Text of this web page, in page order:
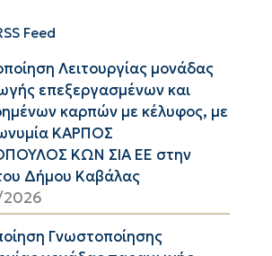
Feed
Λειτουργίας μονάδας
επεξεργασμένων και
καρπών με κέλυφος, με
ΚΑΡΠΟΣ
ΚΩΝ ΣΙΑ ΕΕ στην
Δήμου Καβάλας
Γνωστοποίησης